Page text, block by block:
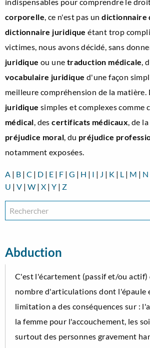
corporelle, ce n'est pas undictionnaire
dictionnaire juridique étant trop
victimes, nous avons décidé, sans
juridique ou une traduction médicale,
vocabulaire juridique d'une façon
meilleure compréhension de la matière.
juridique simples et complexes comme
médical, descertificats médicaux, de la
préjudice moral, du préjudice
notamment exposées.
A | B | C | D | E | F | G | H | I | J | K | L | M | N
U | V | W | X | Y | Z
Abduction
C'est l'écartement (passif et/ou actif)
nombre d'articulations dont l'épaule
limitation a des conséquences sur :
la femme pour l'accouchement, les
surtout des personnes gravement